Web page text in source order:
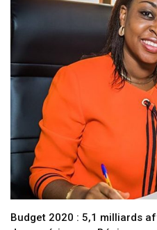
Budget 2020 : 5,1 milliards